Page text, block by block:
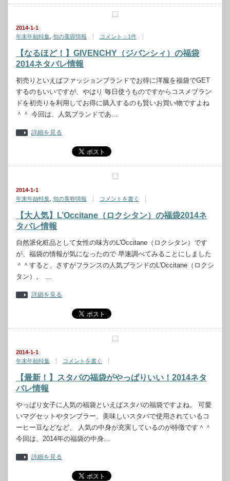
2014-1-1
年末年始特集 旬の美容情報 コメント：1件
【なるほど！】GIVENCHY（ジバンシィ）の福袋
2014ネタバレ情報
初売りといえばファッションブランドでお得に洋服を福袋でGET
するのもいいですが、やはり 毎日使うものですからコスメブラン
ドを初売りを利用してお得に購入するのも賢いお買い物ですよね
＾＾ 今回は、人気ブランドであ…
詳細を見る
2014-1-1
年末年始特集 旬の美容情報 コメントを書く
【大人気】L’Occitane（ロクシタン）の福袋2014ネ
タバレ情報
自然派化粧品として女性の味方のL'Occitane（ロクシタン）です
が、福袋の情報が気になったので 早速調べてみることにしました
＾＾すると、さすがフランスの人気ブランドのL'Occitane（ロクシ
タン）。 …
詳細を見る
2014-1-1
年末年始特集
コメントを書く
【最新！】スタバの福袋がやっぱりいい！2014ネタ
バレ情報
やっぱり女子に人気の福袋といえばスタバの福袋ですよね。 可愛
いマグセットやタンブラー、美味しいスタバで使用されているコ
ーヒー豆などなど、 人気の中身が充実しているのが特徴です＾＾
今回は、2014年の福袋の中身…
詳細を見る